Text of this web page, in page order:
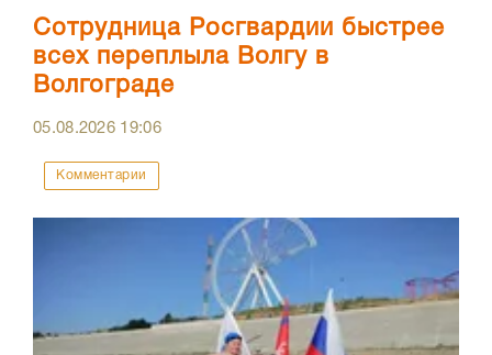
Сотрудница Росгвардии быстрее
всех переплыла Волгу в
Волгограде
05.08.2026 19:06
Комментарии